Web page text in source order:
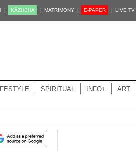
| KĀZHCHA | MATRIMONY | E-PAPER | LIVE TV
SPIRITUAL INFO+ ART